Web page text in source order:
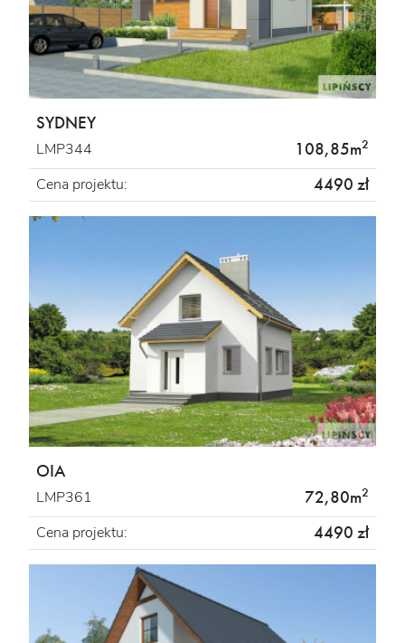
SYDNEY
LMP344 108,85m2
Cena projektu: 4490 zł
OIA
LMP361 72,80m2
Cena projektu: 4490 zł